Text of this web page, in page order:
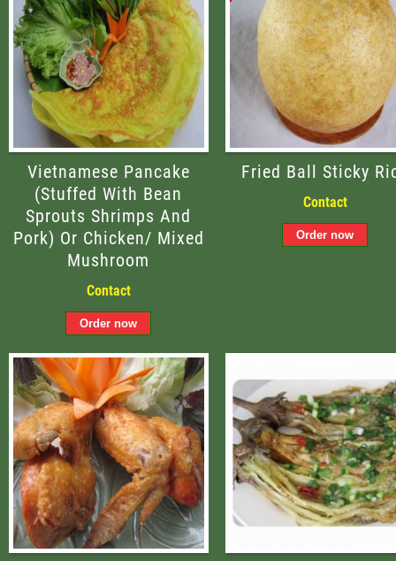
Vietnamese Pancake
(stuffed With Bean
Sprouts Shrimps And
Pork) Or Chicken/ Mixed
Mushroom
Contact
Fried Ball Sticky
Contact